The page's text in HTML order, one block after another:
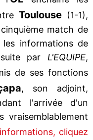
Toulouse (1-1),
match de
informations de
par L'EQUIPE,
de ses fonctions
, son adjoint,
l'arrivée d'un
vraisemblablement
cliquez